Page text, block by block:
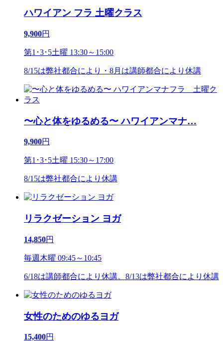
ハワイアン フラ 土曜クラス
9,900円
第1･3･5土曜 13:30～15:00
8/15は弊社都合により・8月は講師都合により休講
〜心と体をゆるめる〜 ハワイアンマナ…
9,900円
第1･3･5土曜 15:30～17:00
8/15は弊社都合により休講
リラクゼーション ヨガ
14,850円
毎週木曜 09:45～10:45
6/18は講師都合により休講。8/13は弊社都合により休講
女性のためのゆるヨガ
15,400円